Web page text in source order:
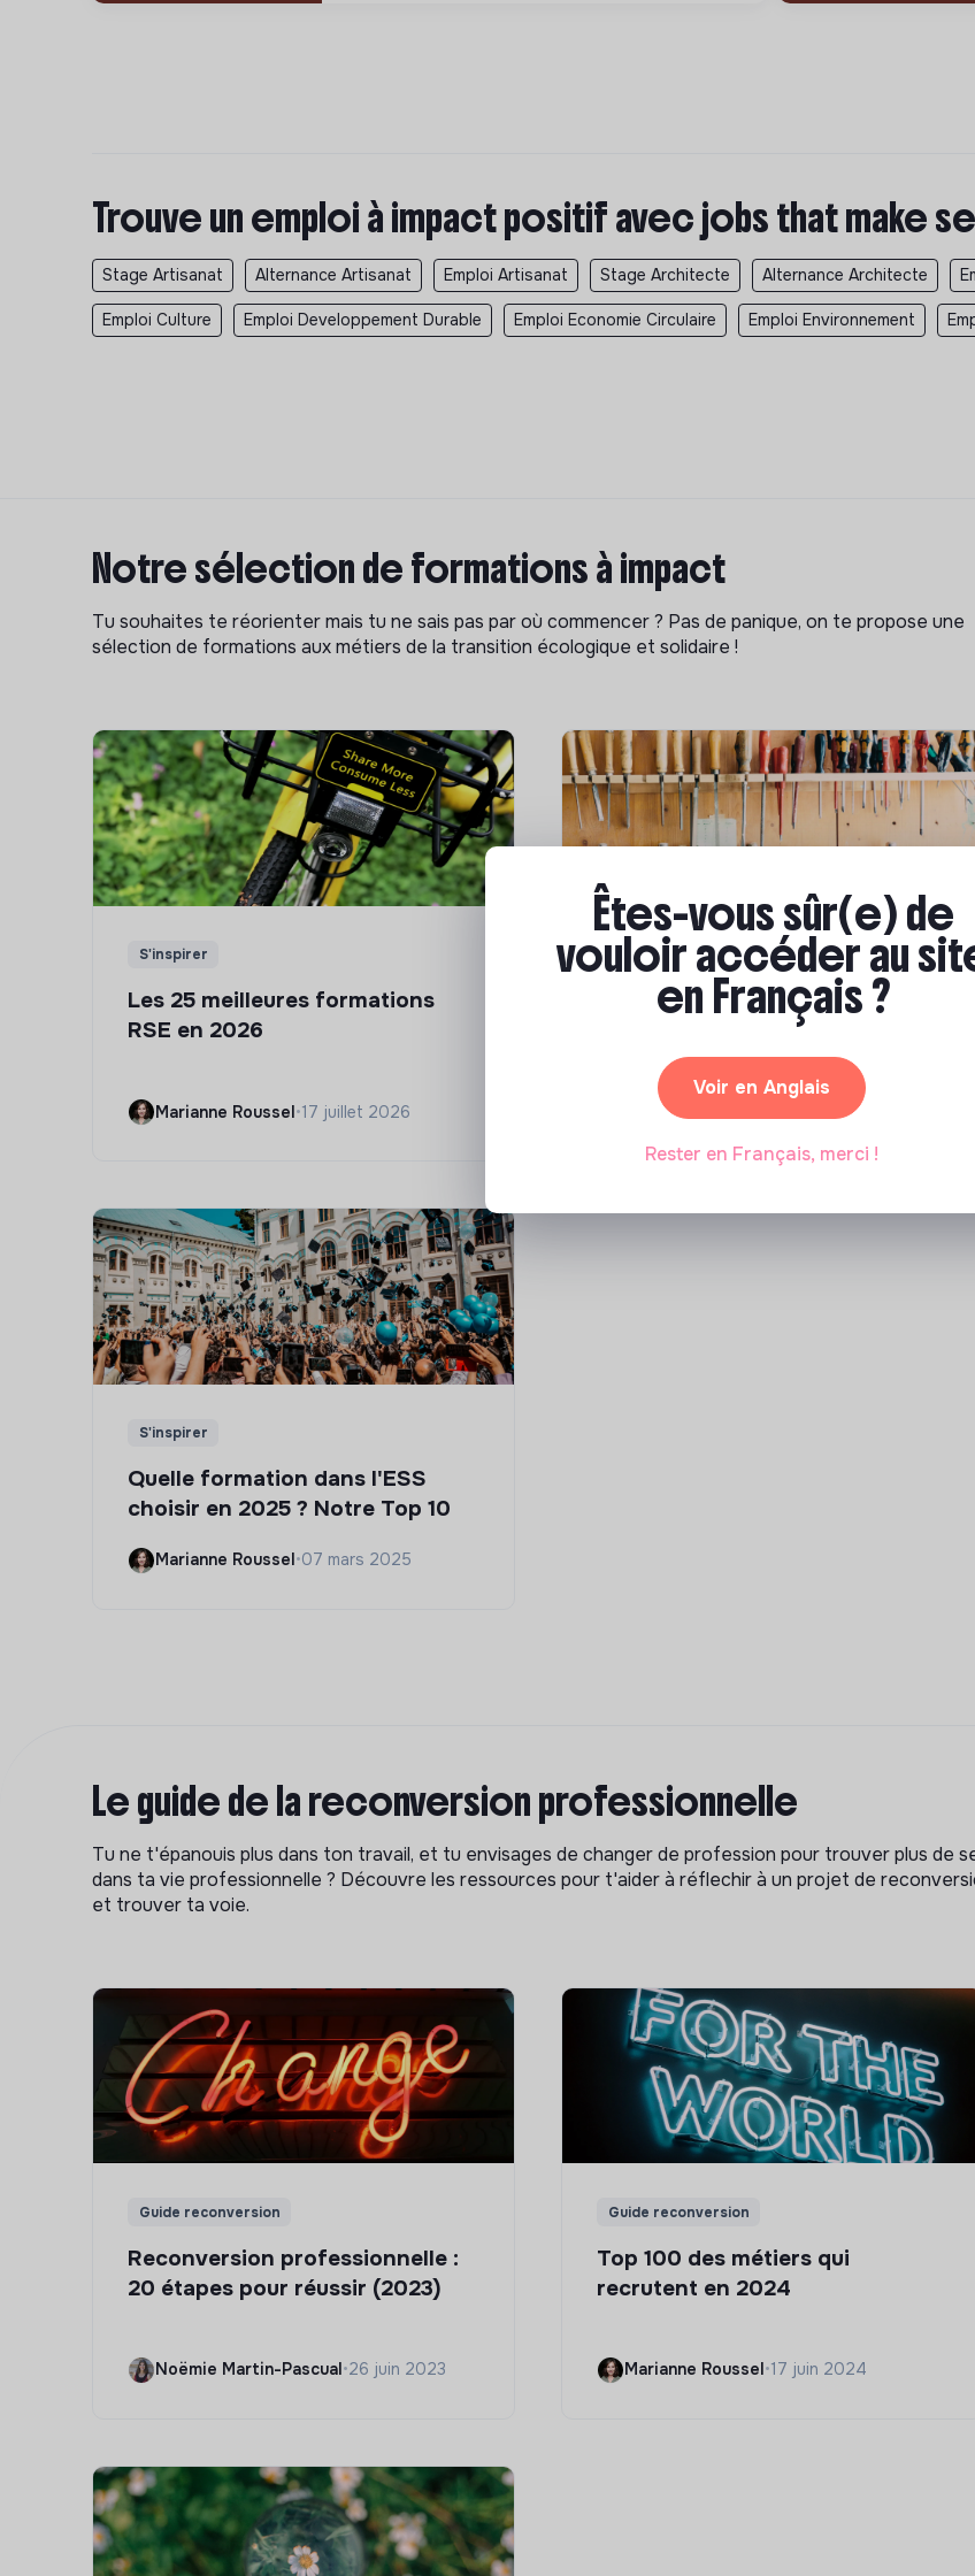
Trouve un emploi à impact positif avec jobs that make
Stage Artisanat Alternance Artisanat Emploi Artisanat Stage Architecte Alternance Architecte
Emploi Culture Emploi Developpement Durable Emploi Economie Circulaire Emploi Environnement
Notre sélection de formations à impact
Tu souhaites te réorienter mais tu ne sais pas par où commencer ? Pas de panique, on te propose une
sélection de formations aux métiers de la transition écologique et solidaire !
S'inspirer
Les 25 meilleures formations
RSE en 2026
Marianne Roussel•17 juillet 2026
Compétences & formations
Comment se former à la
transition écologique ?
Marianne Roussel 09 janvier 2024
S'inspirer
Quelle formation dans l'ESS
choisir en 2025 ? Notre Top 10
Marianne Roussel •07 mars 2025
Le guide de la reconversion professionnelle
Tu ne t'épanouis plus dans ton travail, et tu envisages de changer de profession pour trouver plus de
dans ta vie professionnelle ? Découvre les ressources pour t'aider à réflechir à un projet de
et trouver ta voie.
Guide reconversion
Reconversion professionnelle :
20 étapes pour réussir (2023)
Noëmie Martin-Pascual•26 juin 2023
Guide reconversion
Top 100 des métiers qui
recrutent en 2024
Marianne Roussel•17 juin 2024
Êtes-vous sûr(e) de
vouloir accéder au
en Français ?
Voir en Anglais
Rester en Français, merci !